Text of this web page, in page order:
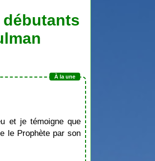
débutants
et je témoigne que
le Prophète par son